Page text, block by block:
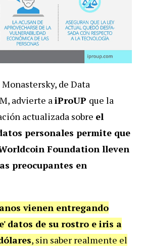
de Data
advierte aiProUP que la
actualizada sobre el
personales permite que
Foundation lleven
preocupantes en
vienen entregando
datos de su rostro e iris a
, sin saber realmente el